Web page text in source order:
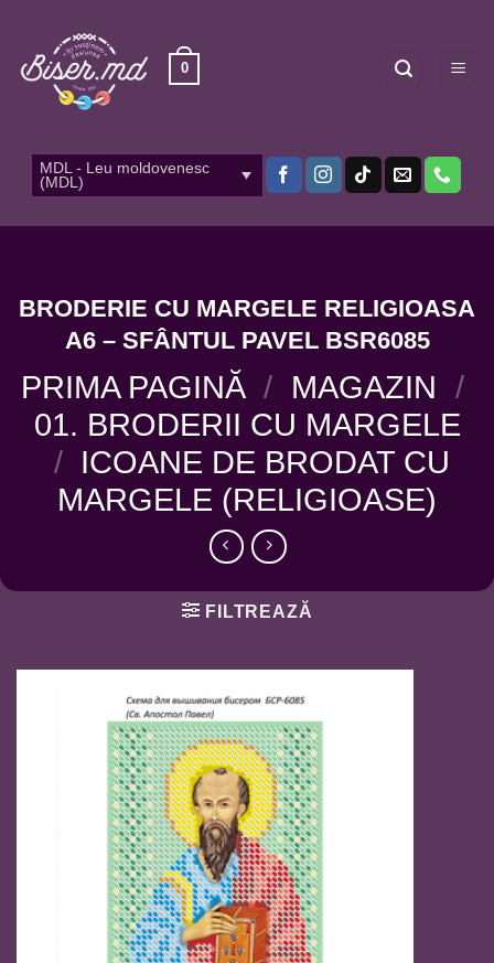
content
0
MDL - Leu moldovenesc
(MDL)
BRODERIE CU MARGELE RELIGIOASA
A6 – SFÂNTUL PAVEL BSR6085
PRIMA PAGINĂ / MAGAZIN /
01. BRODERII CU MARGELE
/ ICOANE DE BRODAT CU
MARGELE (RELIGIOASE)
FILTREAZĂ